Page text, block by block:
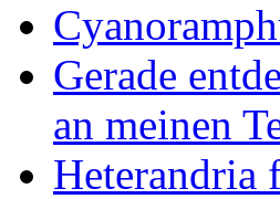
Gerade
an meinen
Heterandria